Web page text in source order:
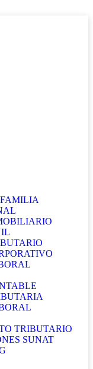
TRIBUTARIO
SUNAT